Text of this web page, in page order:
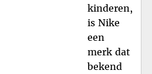
kinderen,
is Nike
een
merk dat
bekend